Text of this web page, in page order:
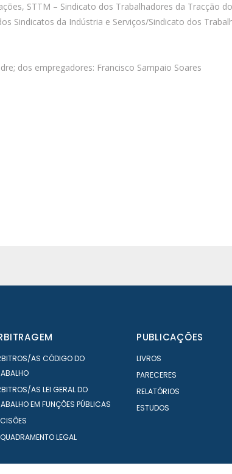
STTM – Sindicato dos Trabalhadores da
Sindicatos da Indústria e Serviços/Sindicato dos
dos empregadores: Francisco Sampaio Soares
AS CÓDIGO DO
AS LEI GERAL DO
EM FUNÇÕES PÚBLICAS
LEGAL
PUBLICAÇÕES
LIVROS
PARECERES
RELATÓRIOS
ESTUDOS